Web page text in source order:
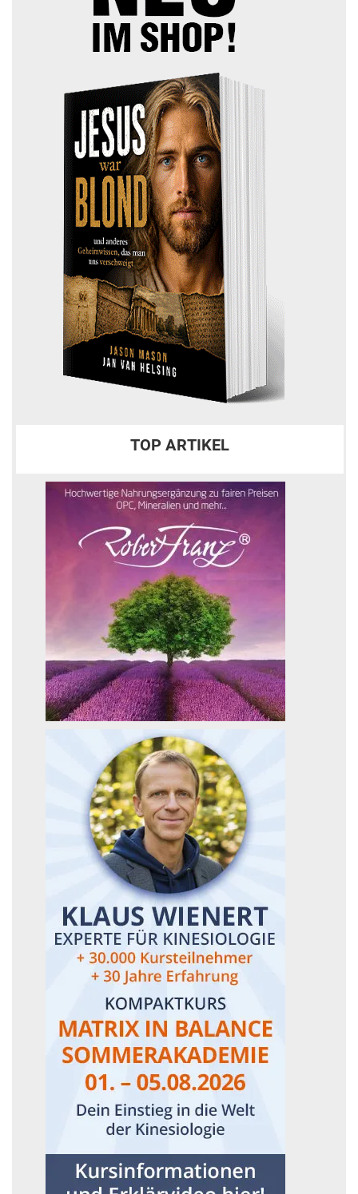
TOP ARTIKEL